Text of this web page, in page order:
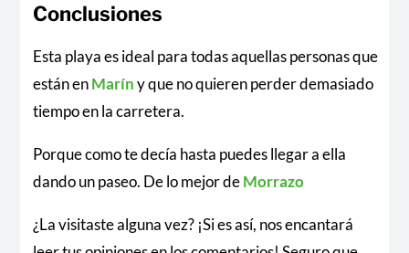
Conclusiones
Esta playa es ideal para todas aquellas personas que
están enMaríny que no quieren perder demasiado
tiempo en la carretera.
Porque como te decía hasta puedes llegar a ella
dando un paseo. De lo mejor deMorrazo
¿La visitaste alguna vez? ¡Si es así, nos encantará